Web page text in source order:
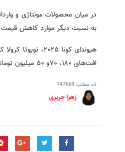
به نسبت دیگر موارد کاهش قیمت بیشتری داشتند
افت‌های ۱۸۰، ۷۰و ۵۰ میلیون تومانی را تجربه کردند.
کد مطلب147669
زهرا حریری